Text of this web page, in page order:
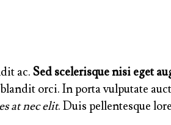
ac. Sed scelerisque nisi eget
orci. In porta vulputate
at nec elit. Duis pellentesque